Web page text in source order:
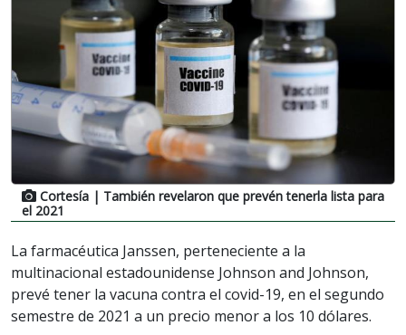
Cortesía | También revelaron que prevén tenerla lista para
el 2021
La farmacéutica Janssen, perteneciente a la
multinacional estadounidense Johnson and Johnson,
prevé tener la vacuna contra el covid-19, en el segundo
semestre de 2021 a un precio menor a los 10 dólares.